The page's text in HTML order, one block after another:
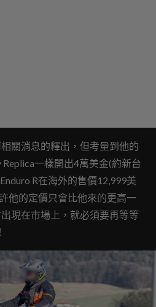
關消息的釋出，但考量到他的
一樣開出4萬美金(約新台
R在海外的售價12,999美
他的定價只會比他來的更高一
現在市場上，就必須要再等等